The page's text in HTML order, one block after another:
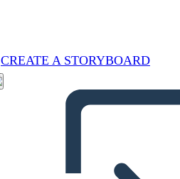
CREATE A STORYBOARD